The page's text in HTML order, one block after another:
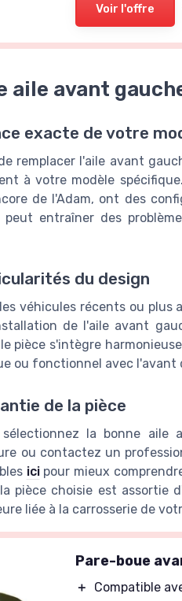
Voir l'offre
aile avant
exacte de votre
remplacer l'aile avant
à votre modèle
de l'Adam, ont des
peut entraîner des
du design
véhicules récents ou
de l'aile avant
pièce s'intègre
ou fonctionnel avec l'avant
de la pièce
la bonne aile
ou contactez un
icipour mieux
pièce choisie est
liée à la carrosserie de
Pare-boue
＋
Compatible